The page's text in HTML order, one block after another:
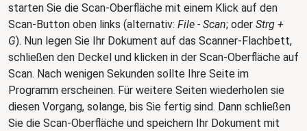
starten Sie die Scan-Oberfläche mit einem Klick auf den
Scan-Button oben links (alternativ: File - Scan; oder Strg +
G). Nun legen Sie Ihr Dokument auf das Scanner-Flachbett,
schließen den Deckel und klicken in der Scan-Oberfläche auf
Scan. Nach wenigen Sekunden sollte Ihre Seite im
Programm erscheinen. Für weitere Seiten wiederholen sie
diesen Vorgang, solange, bis Sie fertig sind. Dann schließen
Sie die Scan-Oberfläche und speichern Ihr Dokument mit